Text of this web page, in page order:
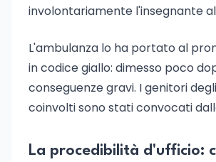
involontariamente l'insegnante
L'ambulanza lo ha portato al
in codice giallo: dimesso poco
conseguenze gravi. I genitori
coinvolti sono stati convocati
La procedibilità d'ufficio: